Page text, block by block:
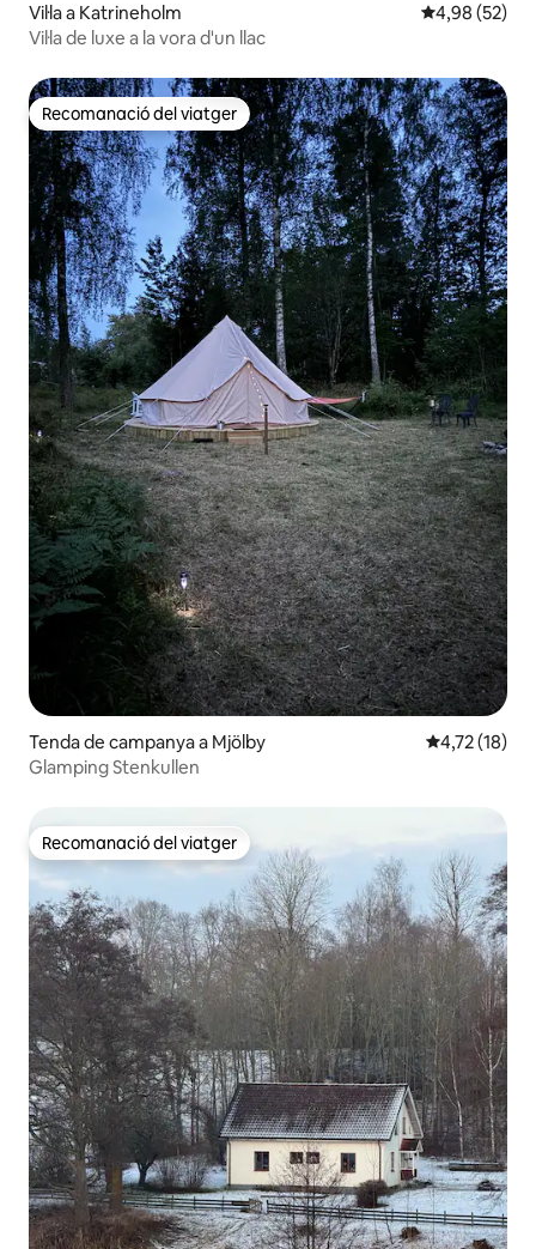
Vil·la a Katrineholm 4,98 de
4,98 (52)
Vil·la de luxe a la vora d'un llac
Recomanació del viatger
Recomanació del viatger
Tenda de campanya a Mjölby 4,72 de
4,72 (18)
Glamping Stenkullen
Recomanació del viatger
Recomanació del viatger